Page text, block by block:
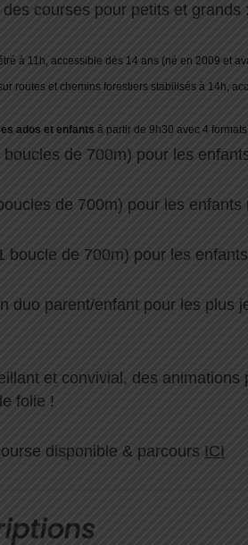
courses pour petits et grands
à 11h, accessible dès 14 ans (né en 2009 et
routes et chemins forestiers stabilisés à 14h,
ados et enfants à partir de 9h30 avec 4
de 700m) pour les
de 700m) pour les enfants
boucle de 700m) pour les
duo parent/enfant pour les plus
et convivial, des animations
folie !
disponible & parcours ICI